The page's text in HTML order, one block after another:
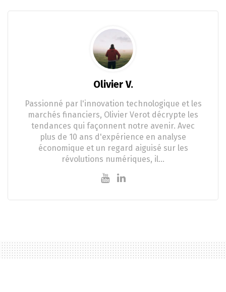
Olivier V.
Passionné par l'innovation technologique et les
marchés financiers, Olivier Verot décrypte les
tendances qui façonnent notre avenir. Avec
plus de 10 ans d'expérience en analyse
économique et un regard aiguisé sur les
révolutions numériques, il…